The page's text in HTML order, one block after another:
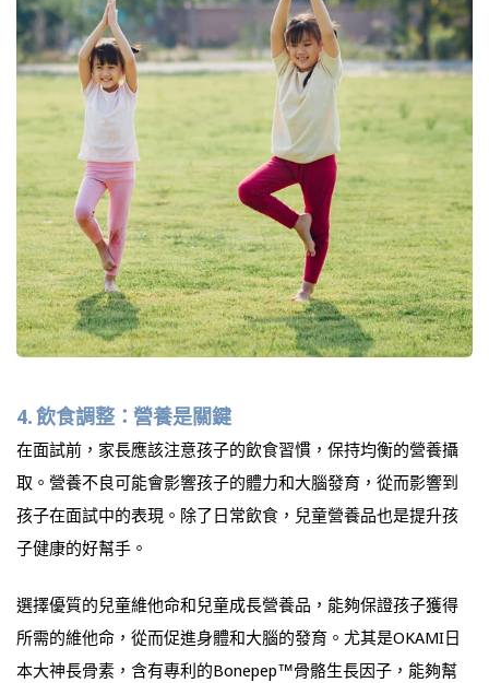
4.飲食調整：營養是關鍵
在面試前，家長應該注意孩子的飲食習慣，保持均衡的營養攝
取。營養不良可能會影響孩子的體力和大腦發育，從而影響到
孩子在面試中的表現。除了日常飲食，兒童營養品也是提升孩
子健康的好幫手。
選擇優質的兒童維他命和兒童成長營養品，能夠保證孩子獲得
所需的維他命，從而促進身體和大腦的發育。尤其是OKAMI日
本大神長骨素，含有專利的Bonepep™骨骼生長因子，能夠幫